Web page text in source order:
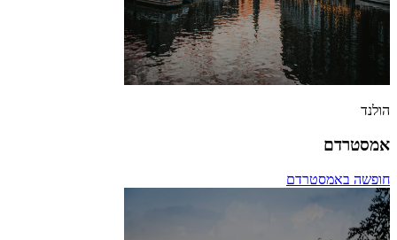
הולנד
אמסטרדם
חופשה באמסטרדם